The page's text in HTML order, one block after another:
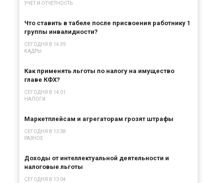
УЧЕТ И ОТЧЕТНОСТЬ
Что ставить в табеле после присвоения работнику 1
группы инвалидности?
СЕГОДНЯ В 14:39
КАДРЫ
Как применять льготы по налогу на имущество
главе КФХ?
СЕГОДНЯ В 14:01
НАЛОГИ
Маркетплейсам и агрегаторам грозят штрафы
СЕГОДНЯ В 13:38
РАЗНОЕ
Доходы от интеллектуальной деятельности и
налоговые льготы
СЕГОДНЯ В 13:04